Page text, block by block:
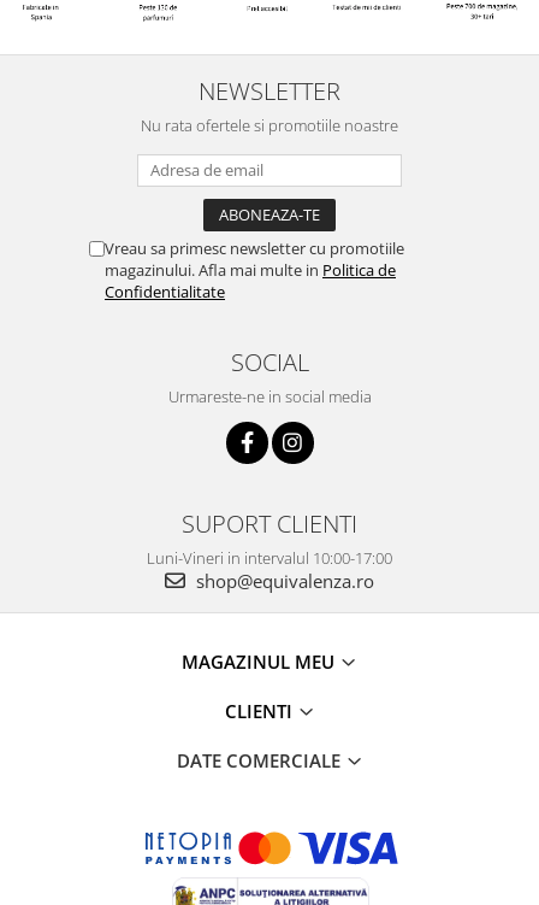
NEWSLETTER
Nu rata ofertele si promotiile noastre
Vreau sa primesc newsletter cu promotiile
magazinului. Afla mai multe in Politica de
Confidentialitate
SOCIAL
Urmareste-ne in social media
SUPORT CLIENTI
Luni-Vineri in intervalul 10:00-17:00
shop@equivalenza.ro
MAGAZINUL MEU
CLIENTI
DATE COMERCIALE